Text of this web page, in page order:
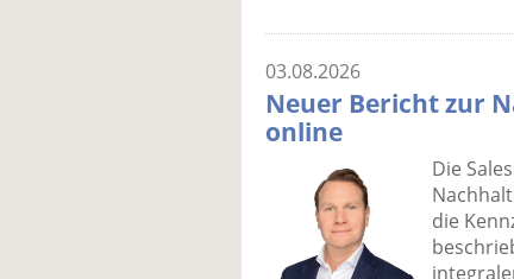
03.08.2026
Neuer Bericht zur
online
Die
die